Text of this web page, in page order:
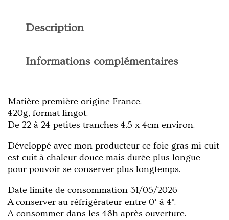
Description
Informations complémentaires
Matière première origine France.
420g, format lingot.
De 22 à 24 petites tranches 4.5 x 4cm environ.
Développé avec mon producteur ce foie gras mi-cuit
est cuit à chaleur douce mais durée plus longue
pour pouvoir se conserver plus longtemps.
Date limite de consommation 31/05/2026
A conserver au réfrigérateur entre 0° à 4°.
A consommer dans les 48h après ouverture.